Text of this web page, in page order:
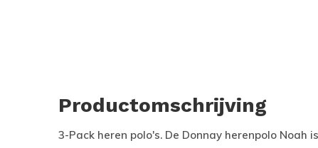
Productomschrijving
3-Pack heren polo's. De Donnay herenpolo